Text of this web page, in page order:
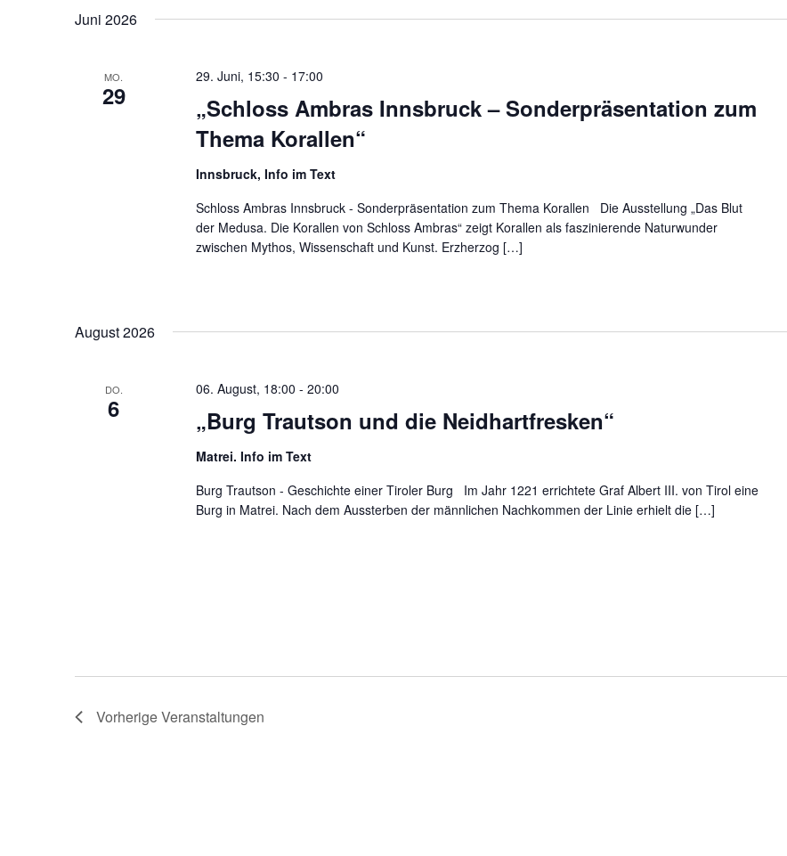
Juni 2026
MO.
29
„Schloss Ambras Innsbruck – Sonderpräsentation zum
Thema Korallen“
29. Juni, 15:30 - 17:00
Innsbruck, Info im Text
Schloss Ambras Innsbruck - Sonderpräsentation zum Thema Korallen Die Ausstellung „Das Blut
der Medusa. Die Korallen von Schloss Ambras“ zeigt Korallen als faszinierende Naturwunder
zwischen Mythos, Wissenschaft und Kunst. Erzherzog […]
August 2026
DO.
6 „Burg Trautson und die Neidhartfresken“
06. August, 18:00 - 20:00
Matrei. Info im Text
Burg Trautson - Geschichte einer Tiroler Burg Im Jahr 1221 errichtete Graf Albert III. von Tirol eine
Burg in Matrei. Nach dem Aussterben der männlichen Nachkommen der Linie erhielt die […]
VorherigeVeranstaltungen